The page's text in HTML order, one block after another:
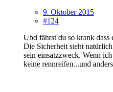
9. Oktober 2015
#124
Ubd fährst du so krank dass
Die Sicherheit steht
sein einsatzzweck. Wenn
keine rennreifen...und